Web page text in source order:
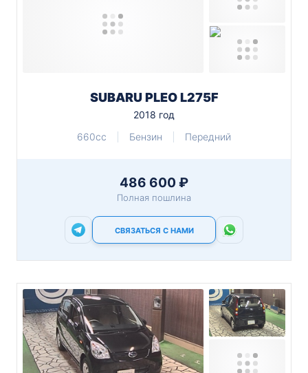
SUBARU PLEO L275F
2018 год
660cc
Бензин Передний
486 600 ₽
Полная пошлина
СВЯЗАТЬСЯ С НАМИ